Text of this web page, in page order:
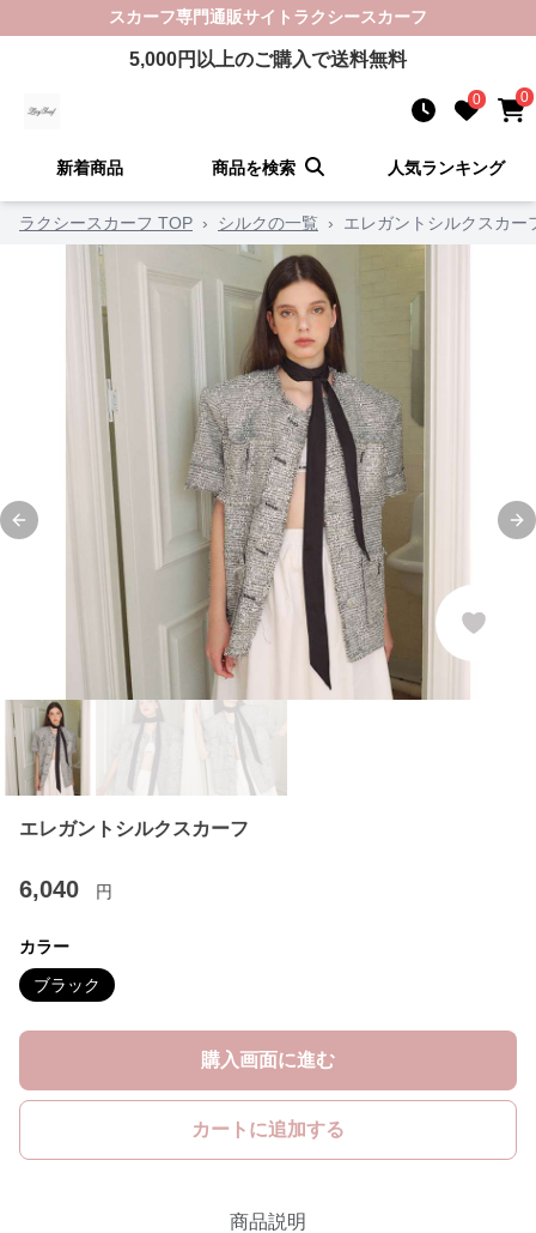
スカーフ専門通販サイト ラクシースカーフ
5,000円以上のご購入で送料無料
0 0
新着商品 商品を検索 人気ランキング
ラクシースカーフ TOP › シルクの一覧 › エレガントシルクスカー
Previous slide
エレガントシルクスカーフ
6,040 円
カラー
ブラック
購入画面に進む
カートに追加する
商品説明